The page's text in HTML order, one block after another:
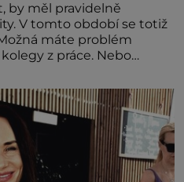
by měl pravidelně
V tomto období se totiž
máte problém
z práce. Nebo
tak, s věkem jako
stávkovat. Cvičte